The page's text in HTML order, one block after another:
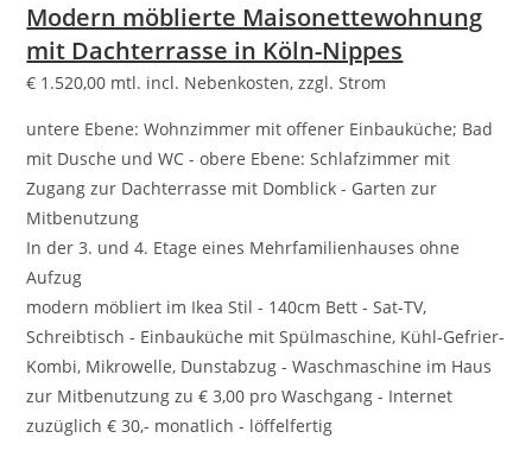
Modern möblierte Maisonettewohnung
mit Dachterrasse in Köln-Nippes
€ 1.520,00 mtl. incl. Nebenkosten, zzgl. Strom
untere Ebene: Wohnzimmer mit offener Einbauküche; Bad
mit Dusche und WC - obere Ebene: Schlafzimmer mit
Zugang zur Dachterrasse mit Domblick - Garten zur
Mitbenutzung
In der 3. und 4. Etage eines Mehrfamilienhauses ohne
Aufzug
modern möbliert im Ikea Stil - 140cm Bett - Sat-TV,
Schreibtisch - Einbauküche mit Spülmaschine, Kühl-Gefrier-
Kombi, Mikrowelle, Dunstabzug - Waschmaschine im Haus
zur Mitbenutzung zu € 3,00 pro Waschgang - Internet
zuzüglich € 30,- monatlich - löffelfertig